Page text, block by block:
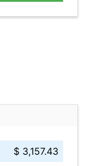
$ 3,157.43